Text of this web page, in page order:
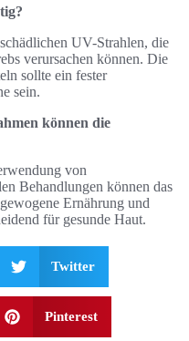
UV-Strahlen, die
verursachen können. Die
sollte ein fester
sein.
können die
von
Behandlungen können das
Ernährung und
für gesunde Haut.
Twitter
Pinterest